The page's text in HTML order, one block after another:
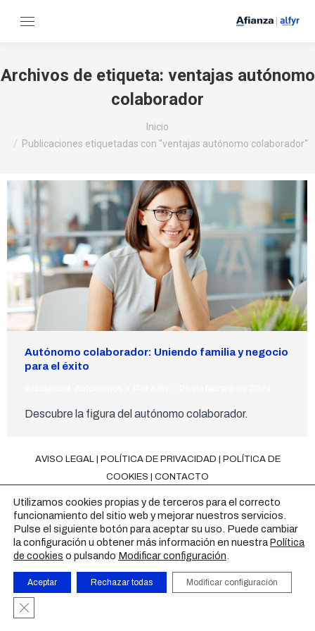
Archivos de etiqueta: ventajas autónomo
colaborador
Inicio
Publicaciones etiquetadas con "ventajas autónomo colaborador"
Autónomo colaborador: Uniendo familia y negocio
para el éxito
Descubre la figura del autónomo colaborador.
AVISO LEGAL | POLÍTICA DE PRIVACIDAD | POLÍTICA DE
COOKIES | CONTACTO
Utilizamos cookies propias y de terceros para el correcto
funcionamiento del sitio web y mejorar nuestros servicios.
Pulse el siguiente botón para aceptar su uso. Puede cambiar
la configuración u obtener más información en nuestra Política
de cookies o pulsando Modificar configuración
Aceptar Rechazar todas Modificar configuración
Cerrar el banner de cookies RGPD